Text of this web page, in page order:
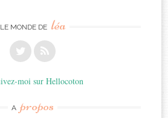
LE MONDE DE léa
A propos